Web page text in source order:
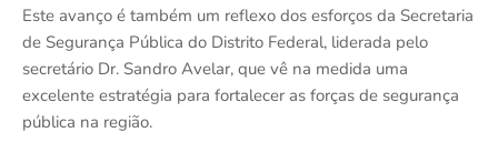
Este avanço é também um reflexo dos esforços da Secretaria
de Segurança Pública do Distrito Federal, liderada pelo
secretário Dr. Sandro Avelar, que vê na medida uma
excelente estratégia para fortalecer as forças de segurança
pública na região.